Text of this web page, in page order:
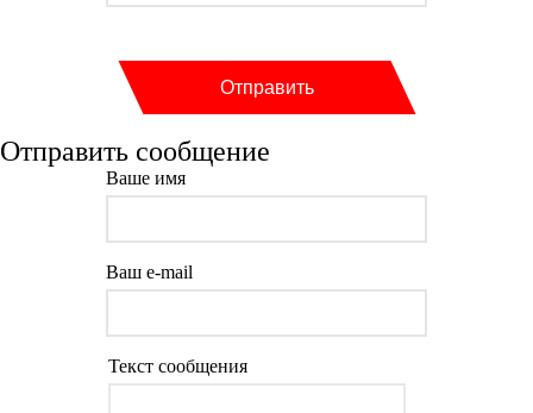
Отправить
Отправить сообщение
Ваше имя
Ваш e-mail
Текст сообщения